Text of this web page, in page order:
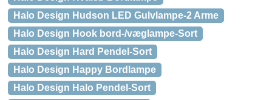
Halo Design Hudson LED Gulvlampe-2 Arme
Halo Design Hook bord-/væglampe-Sort
Halo Design Hard Pendel-Sort
Halo Design Happy Bordlampe
Halo Design Halo Pendel-Sort